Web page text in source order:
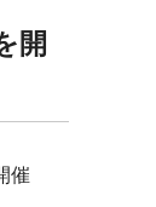
開
催